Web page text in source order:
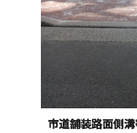
市道舗装路面側